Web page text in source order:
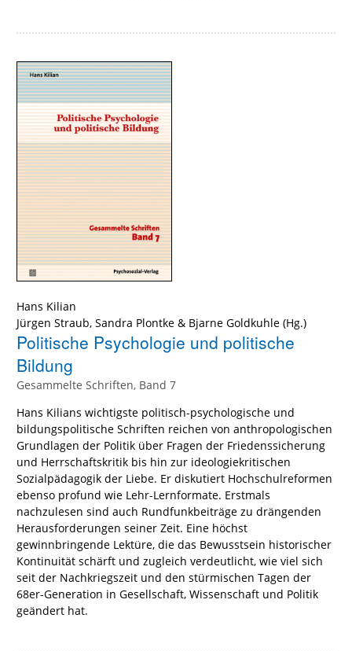
Hans Kilian
Jürgen Straub, Sandra Plontke & Bjarne Goldkuhle (Hg.)
Politische Psychologie und politische
Bildung
Gesammelte Schriften, Band 7
Hans Kilians wichtigste politisch-psychologische und
bildungspolitische Schriften reichen von anthropologischen
Grundlagen der Politik über Fragen der Friedenssicherung
und Herrschaftskritik bis hin zur ideologiekritischen
Sozialpädagogik der Liebe. Er diskutiert Hochschulreformen
ebenso profund wie Lehr-Lernformate. Erstmals
nachzulesen sind auch Rundfunkbeiträge zu drängenden
Herausforderungen seiner Zeit. Eine höchst
gewinnbringende Lektüre, die das Bewusstsein historischer
Kontinuität schärft und zugleich verdeutlicht, wie viel sich
seit der Nachkriegszeit und den stürmischen Tagen der
68er-Generation in Gesellschaft, Wissenschaft und Politik
geändert hat.